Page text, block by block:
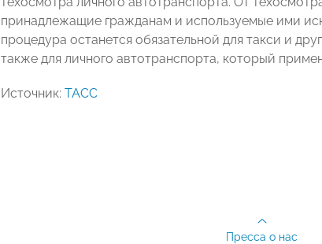
принадлежащие гражданам и используемые ими
процедура останется обязательной для такси и
также для личного автотранспорта, который
Источник: ТАСС
Пресса о нас